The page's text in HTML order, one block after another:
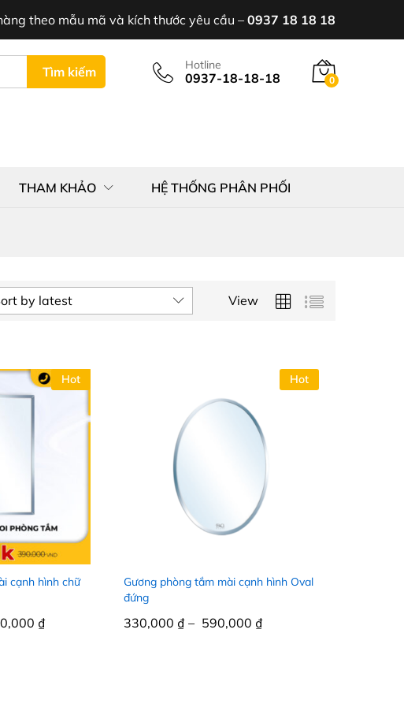
theo mẫu mã và kích thước yêu cầu – 0937 18 18 18
Tìm kiếm Hotline
0937-18-18-18 0
THAM KHẢO HỆ THỐNG PHÂN PHỐI
View
by latest
Hot
cạnh hình chữ
₫
₫
Hot
Gương phòng tắm mài cạnh hình Oval
đứng
330,000 ₫– 590,000 ₫
330,000 ₫ 590,000 ₫